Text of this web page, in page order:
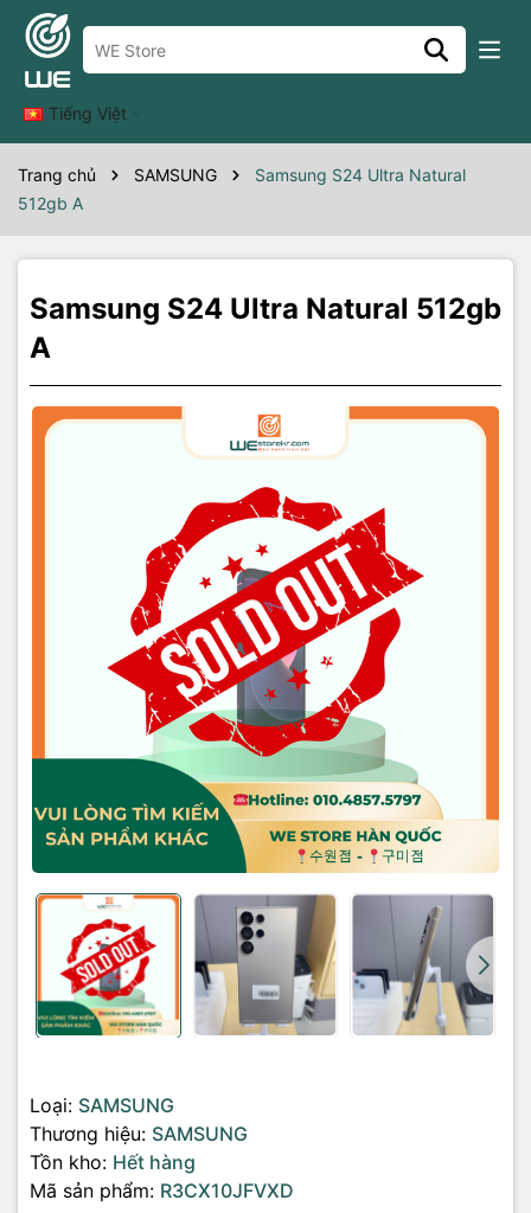
Tiếng Việt
Trang chủ SAMSUNG
Samsung S24 Ultra Natural
512gb A
Samsung S24 Ultra Natural 512gb
A
Loại: SAMSUNG
Thương hiệu: SAMSUNG
Tồn kho: Hết hàng
Mã sản phẩm: R3CX10JFVXD
Thông số kỹ thuật